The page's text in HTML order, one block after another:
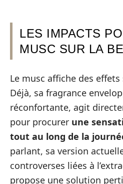
LES IMPACTS
MUSC SUR LA
Le musc affiche des
Déjà, sa fragrance
réconfortante, agit
pour procurer une
tout au long de la
parlant, sa version
controverses liées à
propose une solution